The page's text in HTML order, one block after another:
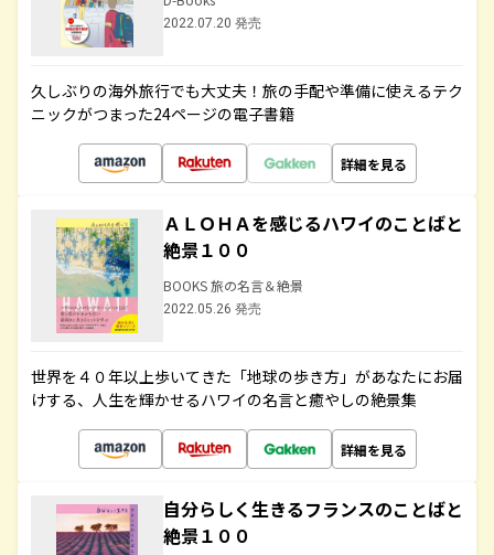
2022.07.20 発売
久しぶりの海外旅行でも大丈夫！旅の手配や準備に使えるテク
ニックがつまった24ページの電子書籍
詳細を見る
ＡＬＯＨＡを感じるハワイのことばと
絶景１００
BOOKS 旅の名言＆絶景
2022.05.26 発売
世界を４０年以上歩いてきた「地球の歩き方」があなたにお届
けする、人生を輝かせるハワイの名言と癒やしの絶景集
詳細を見る
自分らしく生きるフランスのことばと
絶景１００